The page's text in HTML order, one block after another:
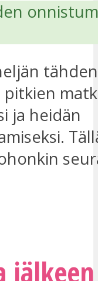
pitkien
ja heidän
jälkeen